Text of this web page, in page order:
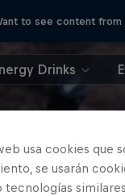
to see content
Drinks
usa cookies que
se usarán
tecnologías